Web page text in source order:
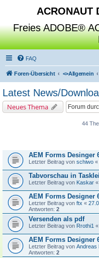
Freies ADOBE®
FAQ
Foren-Übersicht <>Allgemein
Latest News/
Neues Thema
44
AEM Forms Desinger
Letzter Beitrag von schiwo «
Tabvorschau in
Letzter Beitrag von Kaskar «
AEM Forms Designer
Letzter Beitrag von ftx «
Antworten: 2
Versenden als pdf
Letzter Beitrag von Rrothi1 «
AEM Forms Designer
Letzter Beitrag von Andreas
Antworten: 2